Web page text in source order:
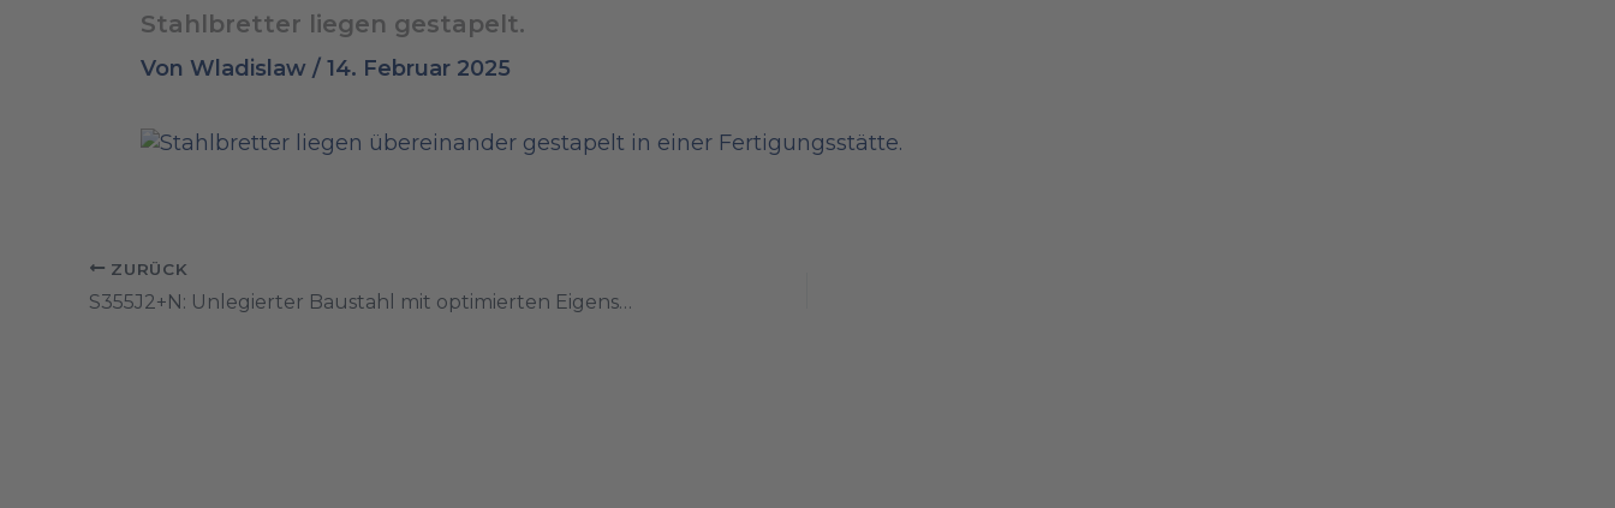
Stahlbretter liegen gestapelt.
Von Wladislaw / 14. Februar 2025
ZURÜCK
S355J2+N: Unlegierter Baustahl mit optimierten Eigenschaften